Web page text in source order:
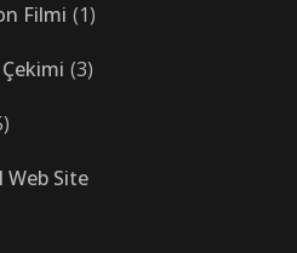
Filmi 1
3
Web Site